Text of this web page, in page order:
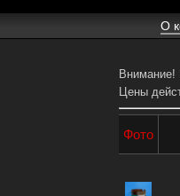
О
Внимание!
Цены
Фото